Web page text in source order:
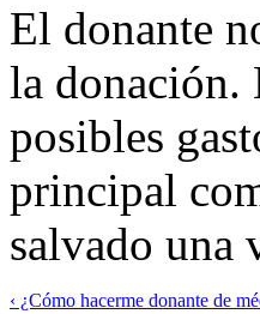
El donante
la donación.
posibles
principal
salvado una
‹ ¿Cómo hacerme donante de